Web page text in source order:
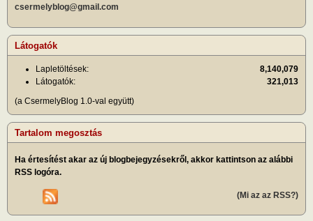
csermelyblog@gmail.com
Látogatók
Lapletöltések:
8,140,079
Látogatók:
321,013
(a CsermelyBlog 1.0-val együtt)
Tartalom megosztás
Ha értesítést akar az új blogbejegyzésekről, akkor kattintson az alábbi
RSS logóra.
(Mi az az RSS?)